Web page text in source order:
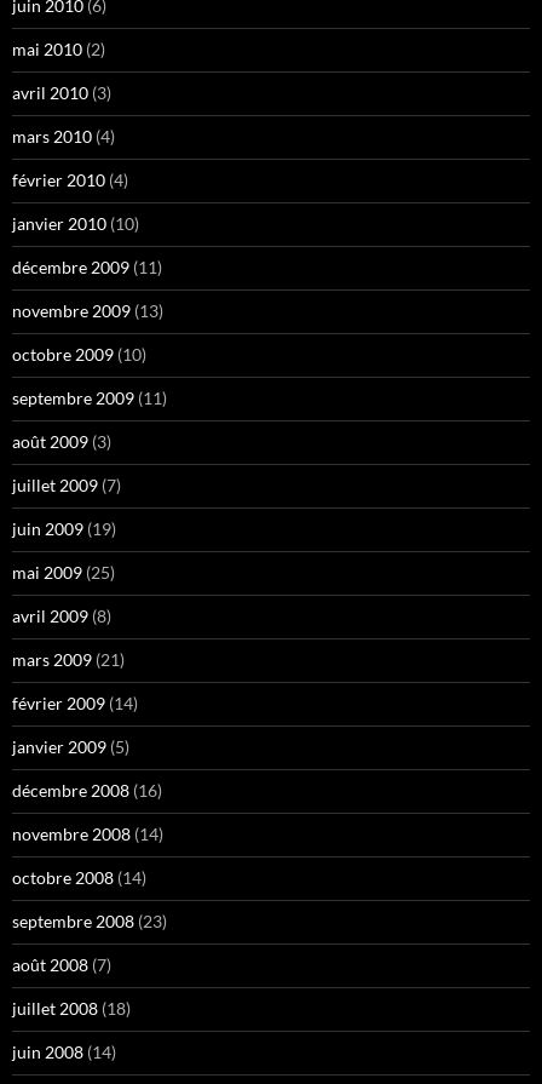
juin 2010 (6)
mai 2010 (2)
avril 2010 (3)
mars 2010 (4)
février 2010 (4)
janvier 2010 (10)
décembre 2009 (11)
novembre 2009 (13)
octobre 2009 (10)
septembre 2009 (11)
août 2009 (3)
juillet 2009 (7)
juin 2009 (19)
mai 2009 (25)
avril 2009 (8)
mars 2009 (21)
février 2009 (14)
janvier 2009 (5)
décembre 2008 (16)
novembre 2008 (14)
octobre 2008 (14)
septembre 2008 (23)
août 2008 (7)
juillet 2008 (18)
juin 2008 (14)